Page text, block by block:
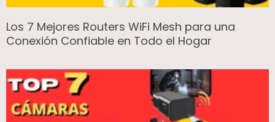
Los 7 Mejores Routers WiFi Mesh para una
Conexión Confiable en Todo el Hogar